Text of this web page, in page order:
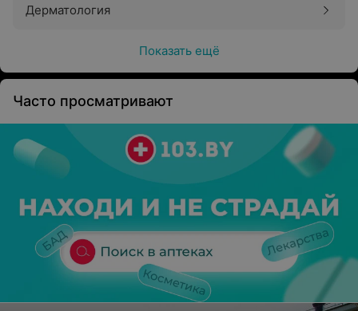
Дерматология
Показать ещё
Часто просматривают